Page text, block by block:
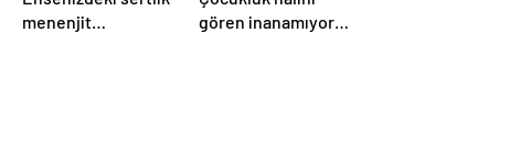
menenjit
gören inanamıyor!